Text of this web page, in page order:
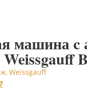
машина c
Weissgauff